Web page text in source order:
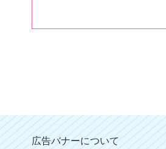
広告バナーについて